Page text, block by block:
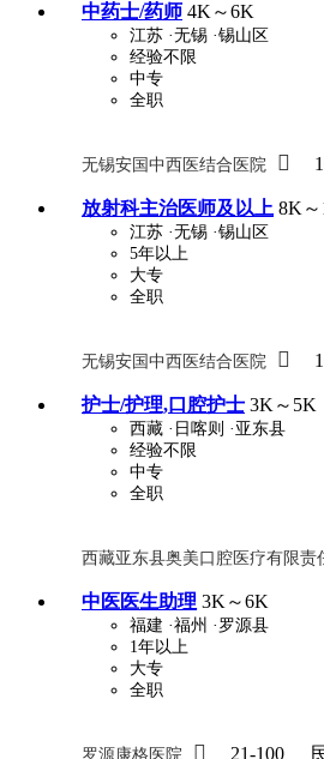
中药士/药师 4K～6K
江苏 ·无锡 ·锡山区
经验不限
中专
全职
无锡安国中西医结合医院 
放射科主治医师及以上 8K
江苏 ·无锡 ·锡山区
5年以上
大专
全职
无锡安国中西医结合医院 
护士/护理,口腔护士 3K～5K
西藏 ·日喀则 ·亚东县
经验不限
中专
全职
西藏亚东县奥美口腔医疗有限责
中医医生助理 3K～6K
福建 ·福州 ·罗源县
1年以上
大专
全职
罗源康格医院  21-100